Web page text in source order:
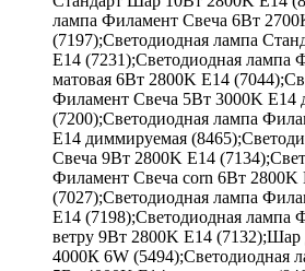
лампа Филамент Свеча 6Вт
(7197);Светодиодная лампа
E14 (7231);Светодиодная лампа
матовая 6Вт 2800K E14
Филамент Свеча 5Вт 3000K E14
(7200);Светодиодная лампа
E14 диммируемая
Свеча 9Вт 2800K E14
Филамент Свеча corn 6Вт 2800K
(7027);Светодиодная лампа
E14 (7198);Светодиодная лампа
ветру 9Вт 2800K E14
4000К 6W (5494);Светодиодная